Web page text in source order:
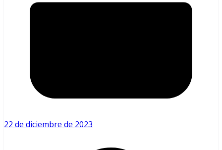
22 de diciembre de 2023